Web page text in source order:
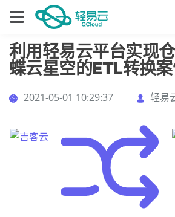
利用轻易云平台实现
蝶云星空的ETL转换
2021-05-01 10:29:37 轻易